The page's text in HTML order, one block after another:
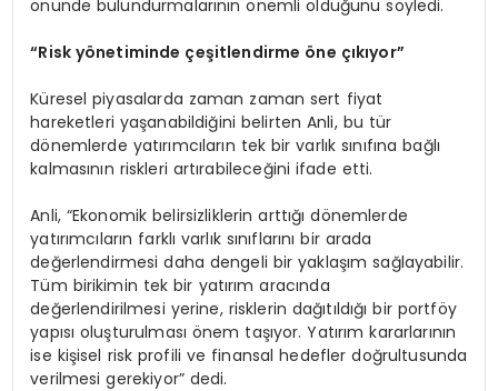
önünde bulundurmalarının önemli olduğunu söyledi.
“Risk yönetiminde çeşitlendirme öne çıkıyor”
Küresel piyasalarda zaman zaman sert fiyat
hareketleri yaşanabildiğini belirten Anli, bu tür
dönemlerde yatırımcıların tek bir varlık sınıfına bağlı
kalmasının riskleri artırabileceğini ifade etti.
Anli, “Ekonomik belirsizliklerin arttığı dönemlerde
yatırımcıların farklı varlık sınıflarını bir arada
değerlendirmesi daha dengeli bir yaklaşım sağlayabilir.
Tüm birikimin tek bir yatırım aracında
değerlendirilmesi yerine, risklerin dağıtıldığı bir portföy
yapısı oluşturulması önem taşıyor. Yatırım kararlarının
ise kişisel risk profili ve finansal hedefler doğrultusunda
verilmesi gerekiyor” dedi.